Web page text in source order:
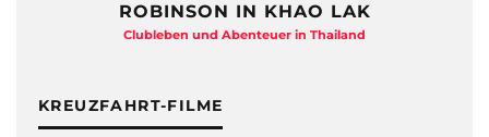
ROBINSON IN KHAO LAK
Clubleben und Abenteuer in Thailand
KREUZFAHRT-FILME